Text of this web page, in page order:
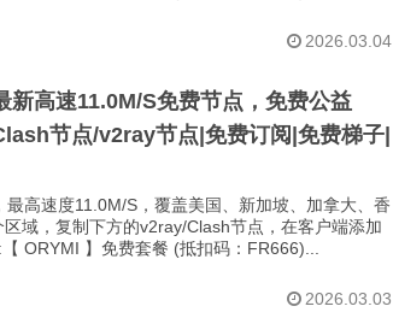
2026.03.04
新高速11.0M/S免费节点，免费公益
节点/v2ray节点|免费订阅|免费梯子|
高速度11.0M/S，覆盖美国、新加坡、加拿大、香
域，复制下方的v2ray/Clash节点，在客户端添加
ORYMI 】免费套餐 (抵扣码：FR666)...
2026.03.03